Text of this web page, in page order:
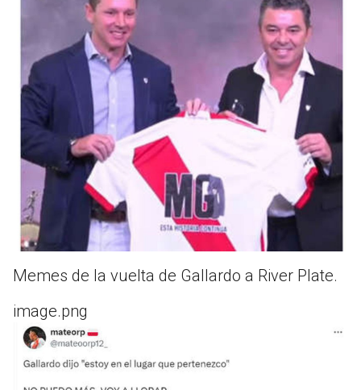
Memes de la vuelta de Gallardo a River Plate.
image.png